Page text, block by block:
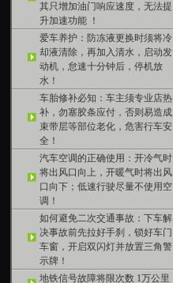
其只增加油门响应速度，无法提
升加速功能 ！
爱车养护：防冻液更换时须将冷
却液清除，再加入清水，启动发
动机，怠速十分钟后，停机放
水！
车胎修补必知：车主须专业店热
补，勿塞胶条应付，否则易造成
束带层等部位老化，危害行车安
全！
汽车空调的正确使用：开冷气时
将出风口向上，开暖气时将出风
口向下；低速行驶尽量不使用空
调！
如何避免二次交通事故：下车解
决事故前先拉好手刹，锁好车门
车窗，开启双闪灯并放置三角警
示牌！
地铁信号故障将限次数 1万公里